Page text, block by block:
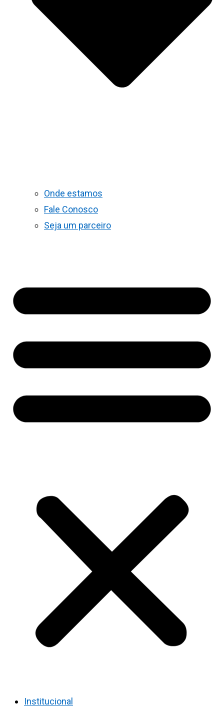
Onde estamos
Fale Conosco
Seja um parceiro
Institucional